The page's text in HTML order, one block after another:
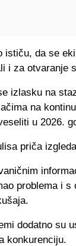
ističu, da se
i za otvaranje
izlasku na
na
u 2026.
priča
problema i
dodatno su
konkurenciju.